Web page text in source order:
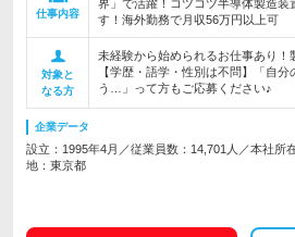
仕事内容
界」で活躍！コツコツ半導体製造装
す！海外勤務で月収56万円以上可
対象と
なる方
未経験から始められるお仕事あり！
【学歴・語学・性別は不問】「自
う…」って方もご応募ください♪
企業データ
設立：1995年4月／従業員数：14,701人／本社所
地：東京都